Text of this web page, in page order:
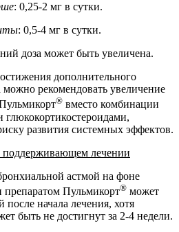
: 0,25-2 мг в сутки.
: 0,5-4 мг в сутки.
доза может быть увеличена.
дополнительного
можно рекомендовать увеличение
® вместо комбинации
глюкокортикостероидами,
развития системных эффектов.
поддерживающем лечении
астмой на фоне
Пульмикорт® может
после начала лечения, хотя
быть не достигнут за 2-4 недели.